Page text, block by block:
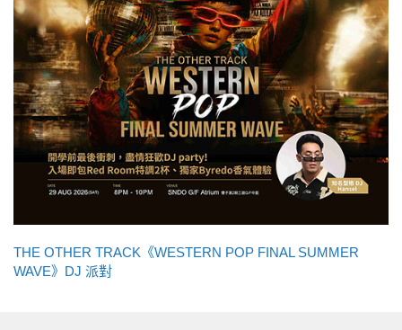
THE OTHER TRACK《WESTERN POP FINAL SUMMER
WAVE》DJ 派對